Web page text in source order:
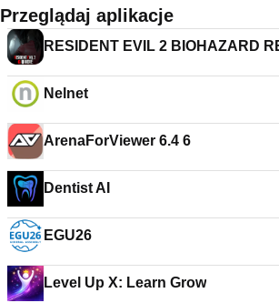
Przeglądaj aplikacje
RESIDENT EVIL 2
Nelnet
ArenaForViewer 6.4 6
Dentist AI
EGU26
Level Up X: Learn Grow